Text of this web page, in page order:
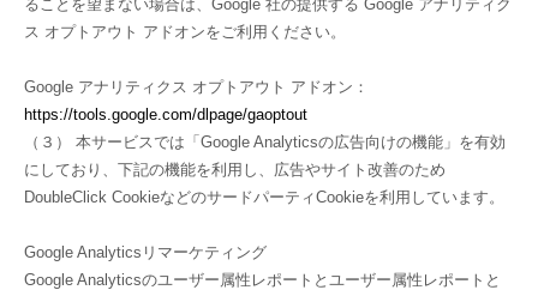
ることを望まない場合は、Google 社の提供する Google アナリティク
ス オプトアウト アドオンをご利用ください。
Google アナリティクス オプトアウト アドオン：
https://tools.google.com/dlpage/gaoptout
（３） 本サービスでは「Google Analyticsの広告向けの機能」を有効
にしており、下記の機能を利用し、広告やサイト改善のため
DoubleClick CookieなどのサードパーティCookieを利用しています。
Google Analyticsリマーケティング
Google Analyticsのユーザー属性レポートとユーザー属性レポートと